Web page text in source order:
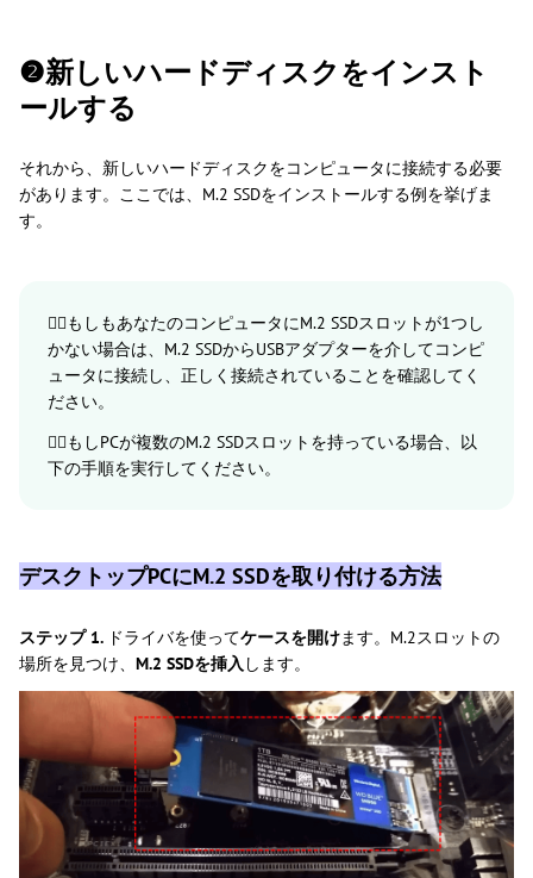
❷新しいハードディスクをインスト
ールする
それから、新しいハードディスクをコンピュータに接続する必要
があります。ここでは、M.2 SSDをインストールする例を挙げま
す。
💁‍♀️もしもあなたのコンピュータにM.2 SSDスロットが1つし
かない場合は、M.2 SSDからUSBアダプターを介してコンピ
ュータに接続し、正しく接続されていることを確認してく
ださい。
💁‍♀️もしPCが複数のM.2 SSDスロットを持っている場合、以
下の手順を実行してください。
デスクトップPCにM.2 SSDを取り付ける方法
ステップ 1. ドライバを使ってケースを開けます。M.2スロットの
場所を見つけ、 M.2 SSDを挿入 します。